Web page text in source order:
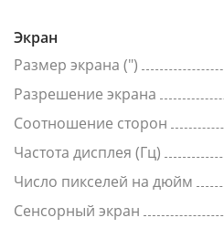
Экран
Размер экрана (")
Разрешение экрана
Соотношение сторон
Частота дисплея (Гц)
Число пикселей на дюйм
Сенсорный экран